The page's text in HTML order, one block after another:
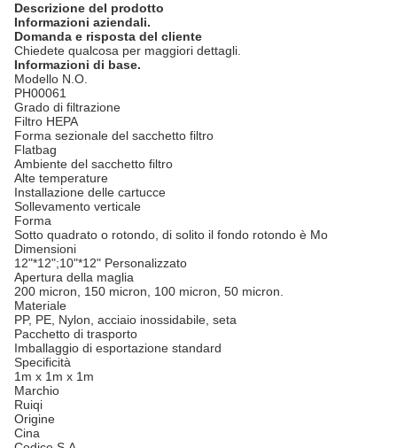
Descrizione del prodotto
Informazioni aziendali.
Domanda e risposta del cliente
Chiedete qualcosa per maggiori dettagli.
Informazioni di base.
Modello N.O.
PH00061
Grado di filtrazione
Filtro HEPA
Forma sezionale del sacchetto filtro
Flatbag
Ambiente del sacchetto filtro
Alte temperature
Installazione delle cartucce
Sollevamento verticale
Forma
Sotto quadrato o rotondo, di solito il fondo rotondo è Mo
Dimensioni
12"*12";10"*12" Personalizzato
Apertura della maglia
200 micron, 150 micron, 100 micron, 50 micron.
Materiale
PP, PE, Nylon, acciaio inossidabile, seta
Pacchetto di trasporto
Imballaggio di esportazione standard
Specificità
1m x 1m x 1m
Marchio
Ruiqi
Origine
Cina